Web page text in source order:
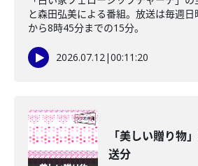
と森田弘美による番組。放送は毎週
から8時45分までの15分。
2026.07.12|00:11:20
「美しい贈り物
送分